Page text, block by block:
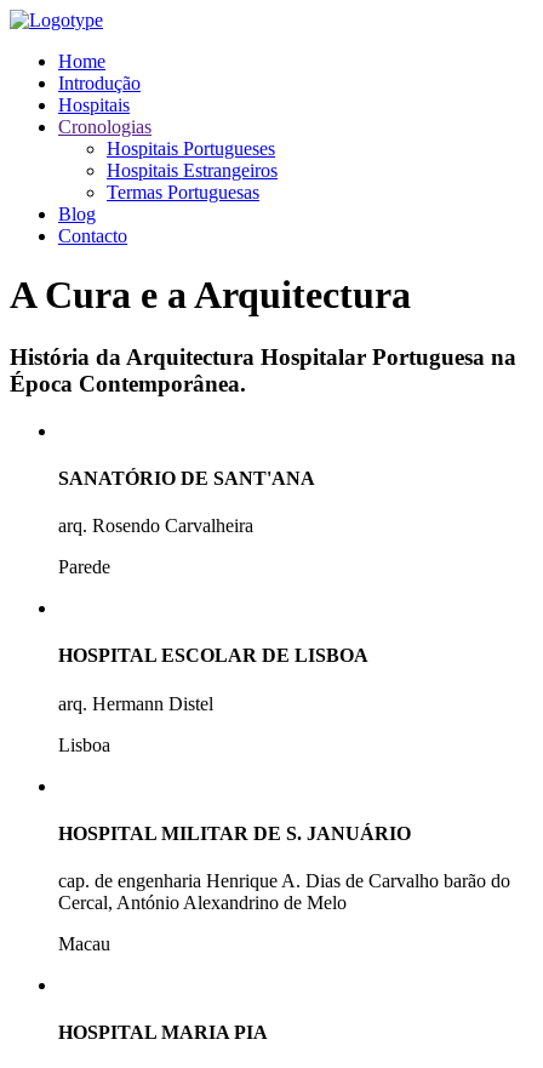
Home
Introdução
Hospitais
Cronologias
Hospitais Portugueses
Hospitais Estrangeiros
Termas Portuguesas
Blog
Contacto
A Cura e a Arquitectura
História da Arquitectura Hospitalar Portuguesa na
Época Contemporânea.
SANATÓRIO DE SANT'ANA
arq. Rosendo Carvalheira
Parede
HOSPITAL ESCOLAR DE LISBOA
arq. Hermann Distel
Lisboa
HOSPITAL MILITAR DE S. JANUÁRIO
cap. de engenharia Henrique A. Dias de Carvalho barão do
Cercal, António Alexandrino de Melo
Macau
HOSPITAL MARIA PIA